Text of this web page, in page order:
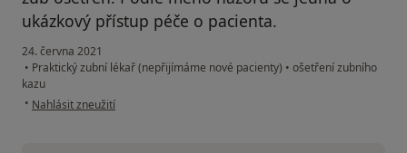
ukázkový přístup péče o pacienta.
24. června 2021
• Praktický zubní lékař (nepřijímáme nové pacienty) • ošetření zubního
kazu
• podle názoru uživatele Antonín Šťastný
Nahlásit zneužití